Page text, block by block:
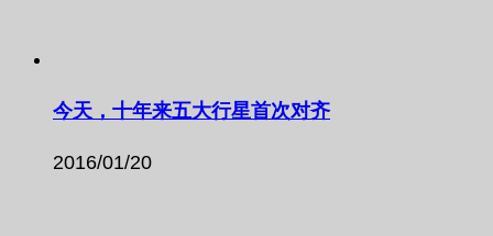
今天，十年来五大行星首次对齐
2016/01/20